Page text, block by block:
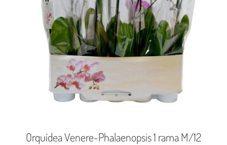
Orquídea Venere-Phalaenopsis 1 rama M/12